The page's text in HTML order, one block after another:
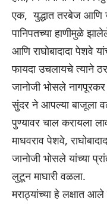
एक, युद्धात तरबेज आणि
पानिपतच्या हाणीमुळे
आणि राघोबादादा पेशवे
फायदा उचलायचे त्याने
जानोजी भोसले
सुंदर ने आपल्या बाजूला
पुण्यावर चाल करायला
माधवराव पेशवे,
जानोजी भोसले यांच्या
लुटून माघारी वळला.
मराठ्यांच्या हे लक्षात